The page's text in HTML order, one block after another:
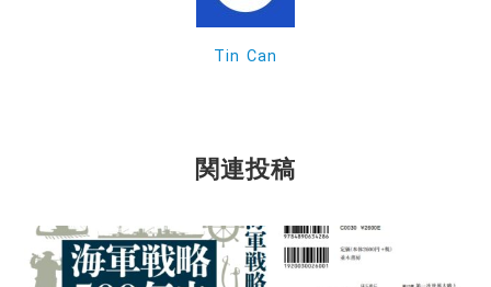
Tin Can
関連投稿